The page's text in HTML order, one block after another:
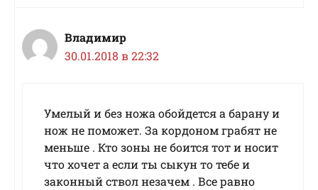
Владимир
30.01.2018 в 22:32
Умелый и без ножа обойдется а барану и
нож не поможет. За кордоном грабят не
меньше . Кто зоны не боится тот и носит
что хочет а если ты сыкун то тебе и
законный ствол незачем . Все равно